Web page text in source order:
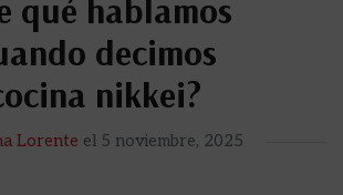
qué hablamos
decimos
nikkei?
Lorente el 5 noviembre, 2025